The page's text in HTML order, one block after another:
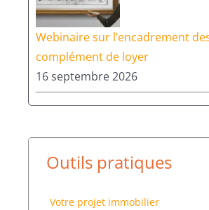
Webinaire sur l’encadrement
complément de loyer
16 septembre 2026
Outils pratiques
Votre projet immobilier